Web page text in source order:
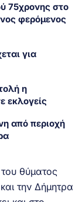
75χρονης στο
φερόμενος
για
η
εκλογείς
από περιοχή
θύματος
την Δήμητρα